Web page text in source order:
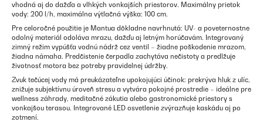
vhodná aj do dažďa a vlhkých vonkajších priestorov. Maximálny prietok
vody: 200 l/h, maximálna výtlačná výška: 100 cm.
Pre celoročné použitie je Mantua dôkladne navrhnutá: UV- a poveternostne
odolný materiál odoláva mrazu, dažďu aj letným horúčavám. Integrovaný
zimný režim vypúšťa vodnú nádrž cez ventil – žiadne poškodenie mrazom,
žiadna námaha. Predčistenie čerpadla zachytáva nečistoty a predlžuje
životnosť motora bez potreby pravidelnej údržby.
Zvuk tečúcej vody má preukázateľne upokojujúci účinok: prekrýva hluk z ulíc,
znižuje subjektívnu úroveň stresu a vytvára pokojné prostredie – ideálne pre
wellness záhrady, meditačné zákutia alebo gastronomické priestory s
vonkajšou terasou. Integrované LED osvetlenie zvýrazňuje kaskádu aj po
zotmení.